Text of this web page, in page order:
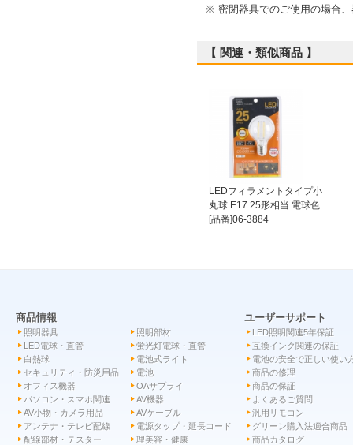
※ 密閉器具でのご使用の場合
【 関連・類似商品 】
LEDフィラメントタイプ小
丸球 E17 25形相当 電球色
[品番]06-3884
商品情報
照明器具
照明部材
LED電球・直管
蛍光灯電球・直管
白熱球
電池式ライト
セキュリティ・防災用品
電池
オフィス機器
OAサプライ
パソコン・スマホ関連
AV機器
AV小物・カメラ用品
AVケーブル
アンテナ・テレビ配線
電源タップ・延長コード
配線部材・テスター
理美容・健康
ユーザーサポート
LED照明関連5年保証
互換インク関連の保証
電池の安全で正しい使い
商品の修理
商品の保証
よくあるご質問
汎用リモコン
グリーン購入法適合商品
商品カタログ